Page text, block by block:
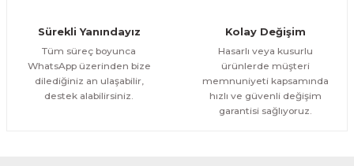
1.000,00 TL %11
Evinemoda
Gold Vazoda Çiçekler Tek Parça Kanvas - Canvas Tablo
Sürekli Yanındayız
Tüm süreç boyunca
WhatsApp üzerinden bize
dilediğiniz an ulaşabilir,
destek alabilirsiniz.
Kolay Değişim
Hasarlı veya kusurlu
ürünlerde müşteri
memnuniyeti kapsamında
hızlı ve güvenli değişim
garantisi sağlıyoruz.